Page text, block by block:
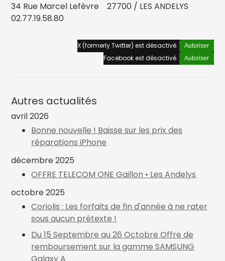
34 Rue Marcel Lefèvre 27700 / LES ANDELYS
02.77.19.58.80
X (formerly Twitter) est désactivé. Autoriser
Facebook est désactivé. Autoriser
Autres actualités
avril 2026
Bonne nouvelle ! Baisse sur les prix des
réparations iPhone
décembre 2025
OFFRE TELECOM ONE Gaillon • Les Andelys
octobre 2025
Coriolis : Les forfaits de fin d'année à ne rater
sous aucun prétexte !
Du 15 Septembre au 26 Octobre Offre de
remboursement sur la gamme SAMSUNG